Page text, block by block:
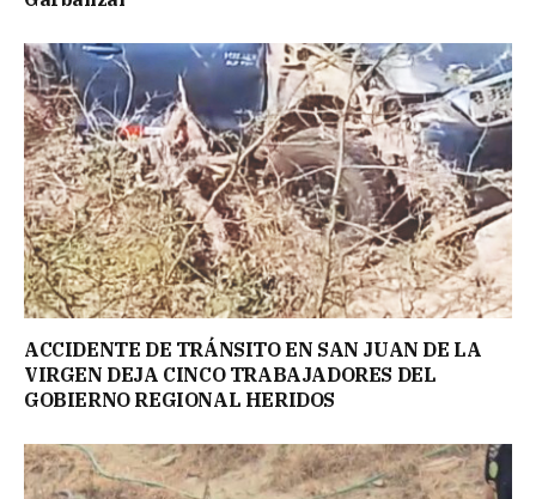
ACCIDENTE DE TRÁNSITO EN SAN JUAN DE LA
VIRGEN DEJA CINCO TRABAJADORES DEL
GOBIERNO REGIONAL HERIDOS